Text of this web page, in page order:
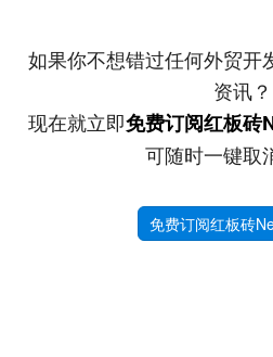
如果你不想错过任何外贸开
资讯？
现在就立即免费订阅红板砖
可随时一键取
免费订阅红板砖